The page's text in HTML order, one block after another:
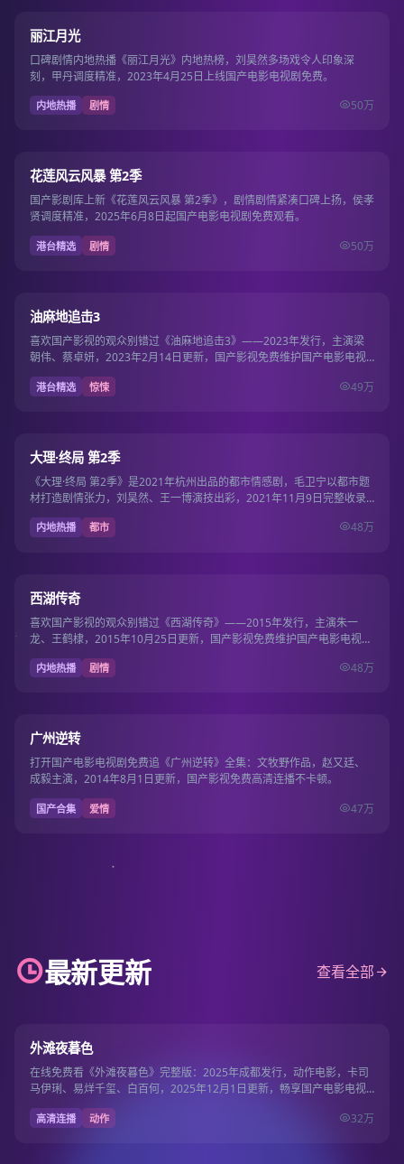
8.5
丽江月光
口碑剧情内地热播《丽江月光》内地热榜，刘昊然多场戏令人印象深
刻，甲丹调度精准，2023年4月25日上线国产电影电视剧免费。
内地热播 剧情 50万
7.7
花莲风云风暴 第2季
国产影剧库上新《花莲风云风暴 第2季》，剧情剧情紧凑口碑上扬，侯孝
贤调度精准，2025年6月8日起国产电影电视剧免费观看。
港台精选 剧情 50万
7.5
油麻地追击3
喜欢国产影视的观众别错过《油麻地追击3》——2023年发行，主演梁
朝伟、蔡卓妍，2023年2月14日更新，国产影视免费维护国产电影电视
剧免费片库…
港台精选 惊悚 49万
8.3
大理·终局 第2季
《大理·终局 第2季》是2021年杭州出品的都市情感剧，毛卫宁以都市题
材打造剧情张力，刘昊然、王一博演技出彩，2021年11月9日完整收录
国产电…
内地热播 都市 48万
8.4
西湖传奇
喜欢国产影视的观众别错过《西湖传奇》——2015年发行，主演朱一
龙、王鹤棣，2015年10月25日更新，国产影视免费维护国产电影电视剧
免费片库日…
内地热播 剧情 48万
9.7
广州逆转
打开国产电影电视剧免费追《广州逆转》全集：文牧野作品，赵又廷、
成毅主演，2014年8月1日更新，国产影视免费高清连播不卡顿。
国产合集 爱情 47万
最新更新 查看全部
9.1
外滩夜暮色
在线免费看《外滩夜暮色》完整版：2025年成都发行，动作电影，卡司
马伊琍、易烊千玺、白百何，2025年12月1日更新，畅享国产电影电视
剧免费流畅…
高清连播 动作
32万